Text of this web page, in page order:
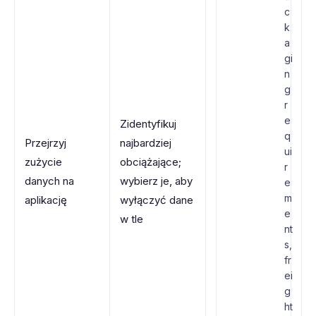
Przejrzyj
zużycie
danych na
aplikację
Zidentyfikuj
najbardziej
obciążające;
wybierz je, aby
wyłączyć dane
w tle
c
k
a
gi
n
g
r
e
q
ui
r
e
m
e
nt
s,
fr
ei
g
ht